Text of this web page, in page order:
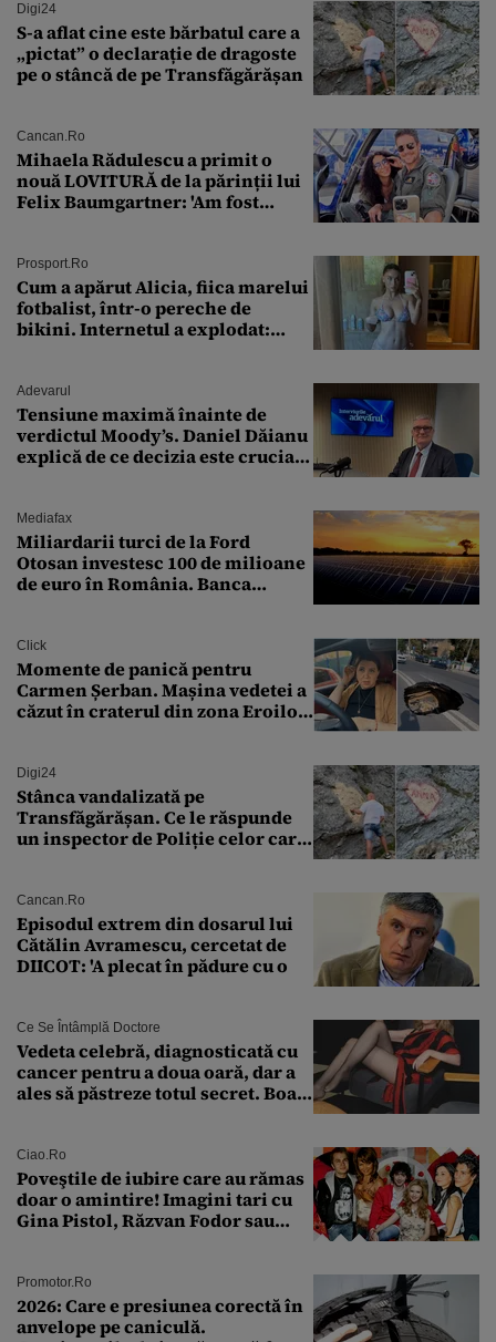
Digi24
S-a aflat cine este bărbatul care a
„pictat” o declarație de dragoste
pe o stâncă de pe Transfăgărășan
Cancan.ro
Mihaela Rădulescu a primit o
nouă LOVITURĂ de la părinții lui
Felix Baumgartner: 'Am fost
Prosport.ro
Cum a apărut Alicia, fiica marelui
fotbalist, într-o pereche de
bikini. Internetul a explodat:
Adevarul
Tensiune maximă înainte de
verdictul Moody’s. Daniel Dăianu
explică de ce decizia este crucială
Mediafax
Miliardarii turci de la Ford
Otosan investesc 100 de milioane
de euro în România. Banca
Click
Momente de panică pentru
Carmen Șerban. Mașina vedetei a
căzut în craterul din zona Eroilor:
Digi24
Stânca vandalizată pe
Transfăgărășan. Ce le răspunde
un inspector de Poliție celor care
Cancan.ro
Episodul extrem din dosarul lui
Cătălin Avramescu, cercetat de
DIICOT: 'A plecat în pădure cu o
Ce Se Întâmplă Doctore
Vedeta celebră, diagnosticată cu
cancer pentru a doua oară, dar a
ales să păstreze totul secret. Boala
Ciao.ro
Poveştile de iubire care au rămas
doar o amintire! Imagini tari cu
Gina Pistol, Răzvan Fodor sau
Promotor.ro
2026: Care e presiunea corectă în
anvelope pe caniculă.